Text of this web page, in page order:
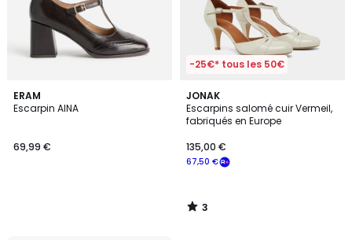
ERAM
Escarpin AINA
69,99 €
-25€* tous les 50€
JONAK
Escarpins salomé cuir Vermeil,
fabriqués en Europe
67,50 €
135,00 €
3
/
5
3
/